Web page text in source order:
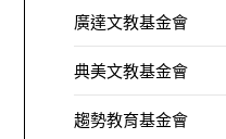
廣達文教基金會
典美文教基金會
趨勢教育基金會